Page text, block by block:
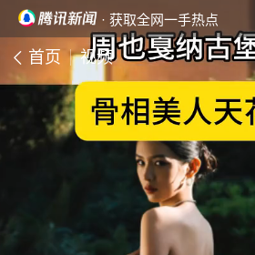
· 获取全网一手热点
首页 视频